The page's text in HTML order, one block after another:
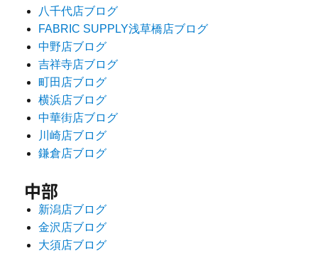
八千代店ブログ
FABRIC SUPPLY浅草橋店ブログ
中野店ブログ
吉祥寺店ブログ
町田店ブログ
横浜店ブログ
中華街店ブログ
川崎店ブログ
鎌倉店ブログ
中部
新潟店ブログ
金沢店ブログ
大須店ブログ